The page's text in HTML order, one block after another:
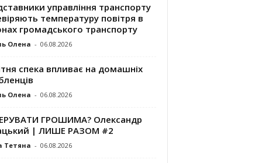
управління транспорту
температуру повітря в
громадського транспорту
Олена - 06.08.2026
спека впливає на домашніх
Олена - 06.08.2026
ГРОШИМА? Олександр
| ЛИШЕ РАЗОМ #2
Тетяна - 06.08.2026